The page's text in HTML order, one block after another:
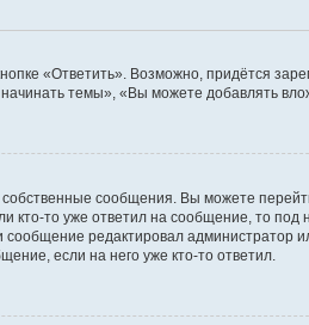
«Ответить». Возможно, придётся
темы», «Вы можете добавлять
сообщения. Вы можете
кто-то уже ответил на сообщение, то
редактировал администратор
если на него уже кто-то ответил.